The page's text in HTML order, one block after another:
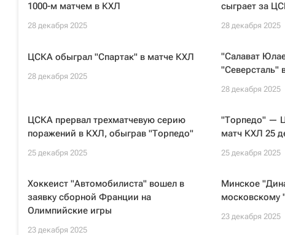
1000-м матчем в КХЛ
28 декабря 2025
сыграет за
28 декабря 2025
ЦСКА обыграл "Спартак" в матче КХЛ
28 декабря 2025
"Салават
"Северсталь"
28 декабря 2025
ЦСКА прервал трехматчевую серию
поражений в КХЛ, обыграв "Торпедо"
25 декабря 2025
"Торпедо" —
матч КХЛ 25
25 декабря 2025
Хоккеист "Автомобилиста" вошел в
заявку сборной Франции на
Олимпийские игры
23 декабря 2025
Минское
23 декабря 2025